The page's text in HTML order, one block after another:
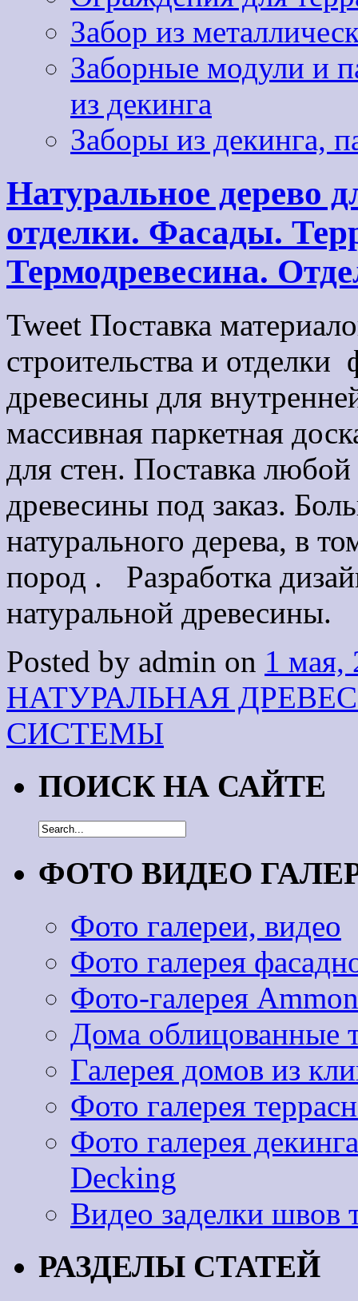
Забор из
Заборные модули и
из декинга
Заборы из декинга,
Натуральное дерево
отделки. Фасады.
Термодревесина.
Tweet Поставка
строительства и
древесины для
массивная паркетная
для стен. Поставка
древесины под заказ.
натурального дерева, в
пород . Разработка
натуральной древесины.
Posted by admin on 1 мая,
НАТУРАЛЬНАЯ
СИСТЕМЫ
ПОИСК НА САЙТЕ
ФОТО ВИДЕО
Фото галереи, видео
Фото галерея
Фото-галерея
Дома облицованные
Галерея домов из
Фото галерея
Фото галерея
Decking
Видео заделки швов
РАЗДЕЛЫ СТАТЕЙ